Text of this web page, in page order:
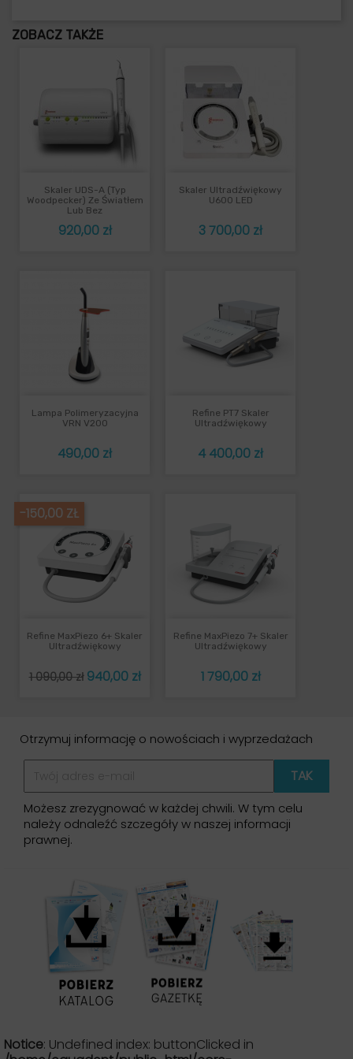
ZOBACZ TAKŻE
Skaler UDS-A (typ
Woodpecker) Ze Światłem
Lub Bez
Cena
920,00 zł
Skaler Ultradźwiękowy
U600 LED
Cena
3 700,00 zł
Lampa Polimeryzacyjna
VRN V200
Cena
490,00 zł
Refine PT7 Skaler
Ultradźwiękowy
Cena
4 400,00 zł
Refine MaxPiezo 6+ Skaler
Ultradźwiękowy
Cena
1 090,00 zł
-150,00 ZŁ
Cena
940,00 zł
Refine MaxPiezo 7+ Skaler
Ultradźwiękowy
Cena
1 790,00 zł
Otrzymuj informację o nowościach i wyprzedażach
Możesz zrezygnować w każdej chwili. W tym celu
należy odnaleźć szczegóły w naszej informacji
prawnej.
Notice: Undefined index: buttonClicked in